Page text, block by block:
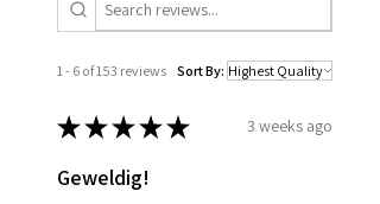
1 - 6 of 153 reviews Sort By:
★★★★★ 3 weeks ago
Geweldig!